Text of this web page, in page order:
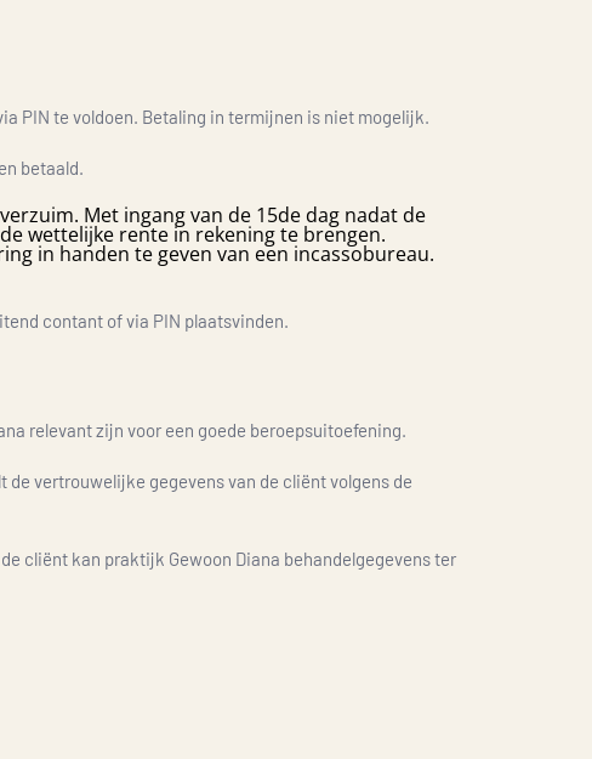
PIN te voldoen. Betaling in termijnen is niet mogelijk.
betaald.
Met ingang van de 15de dag nadat de
wettelijke rente in rekening te brengen.
in handen te geven van een incassobureau.
contant of via PIN plaatsvinden.
relevant zijn voor een goede beroepsuitoefening.
vertrouwelijke gegevens van de cliënt volgens de
cliënt kan praktijk Gewoon Diana behandelgegevens ter